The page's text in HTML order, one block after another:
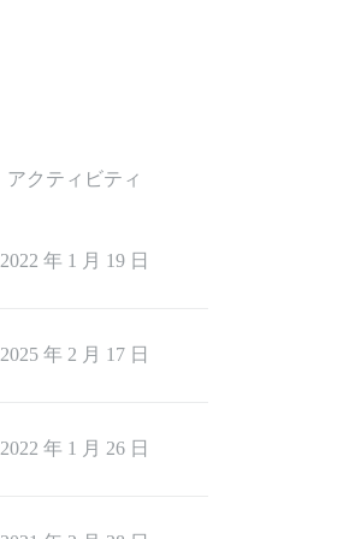
アクティビティ
2022 年 1 月 19 日
2025 年 2 月 17 日
2022 年 1 月 26 日